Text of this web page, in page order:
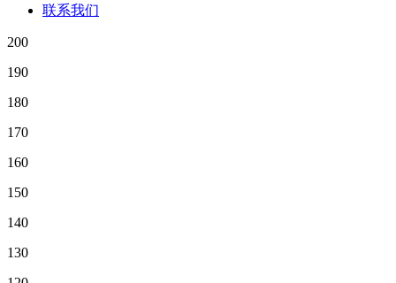
联系我们
200
190
180
170
160
150
140
130